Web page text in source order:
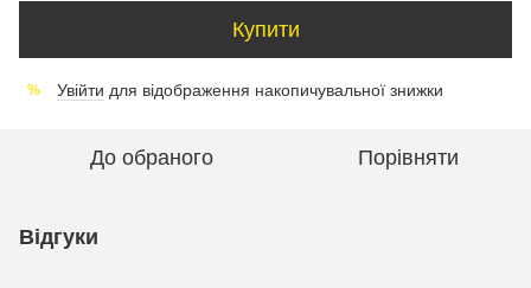
Купити
% Увійти для відображення накопичувальної знижки
До обраного Порівняти
Відгуки